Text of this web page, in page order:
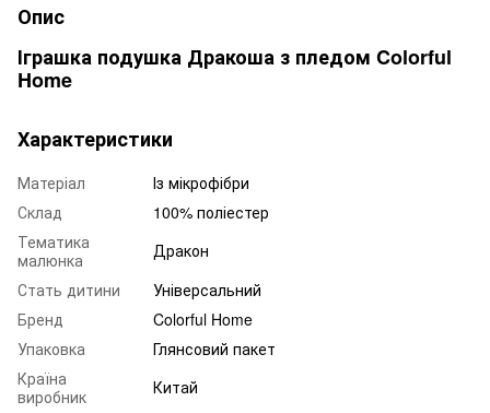
Опис
Іграшка подушка Дракоша з пледом Colorful
Home
Характеристики
Матеріал
Із мікрофібри
Склад
100% поліестер
Тематика
малюнка
Дракон
Стать дитини
Універсальний
Бренд
Colorful Home
Упаковка
Глянсовий пакет
Країна
виробник
Китай